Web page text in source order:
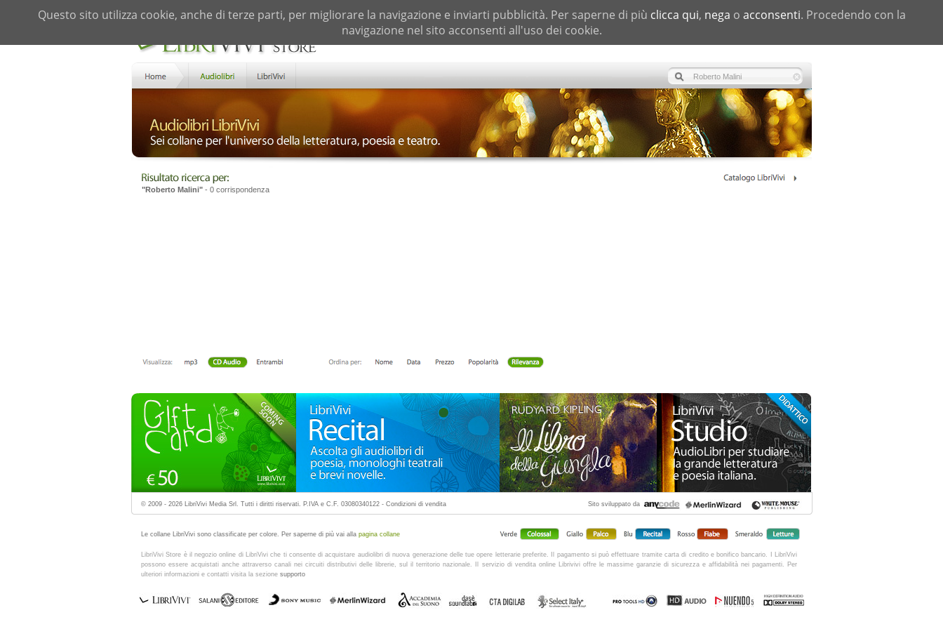
"Roberto Malini" - 0 corrispondenza
© 2009 - 2026 LibriVivi Media Srl. Tutti i diritti riservati. P.IVA e C.F. 03080340122 - Condizioni di vendita Sito sviluppato da
Le collane LibriVivi sono classificate per colore. Per saperne di più vai alla pagina collane
LibriVivi Store è il negozio online di LibriVivi che ti consente di acquistare audiolibri di nuova generazione delle tue opere letterarie preferite. Il pagamento si può effettuare tramite carta di credito e bonifico bancario. I LibriVivi
possono essere acquistati anche attraverso canali nei circuiti distributivi delle librerie, sul il territorio nazionale. Il servizio di vendita online Librivivi offre le massime garanzie di sicurezza e affidabilità nei pagamenti. Per
ulteriori informazioni e contatti visita la sezione supporto
Questo sito utilizza cookie, anche di terze parti, per migliorare la navigazione e inviarti pubblicità. Per saperne di più clicca qui, nega o acconsenti. Procedendo con la
navigazione nel sito acconsenti all'uso dei cookie.